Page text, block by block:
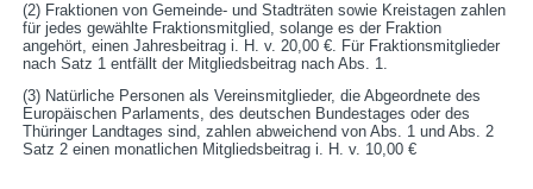
(2) Fraktionen von Gemeinde- und Stadträten sowie Kreistagen zahlen
für jedes gewählte Fraktionsmitglied, solange es der Fraktion
angehört, einen Jahresbeitrag i. H. v. 20,00 €. Für Fraktionsmitglieder
nach Satz 1 entfällt der Mitgliedsbeitrag nach Abs. 1.
(3) Natürliche Personen als Vereinsmitglieder, die Abgeordnete des
Europäischen Parlaments, des deutschen Bundestages oder des
Thüringer Landtages sind, zahlen abweichend von Abs. 1 und Abs. 2
Satz 2 einen monatlichen Mitgliedsbeitrag i. H. v. 10,00 €